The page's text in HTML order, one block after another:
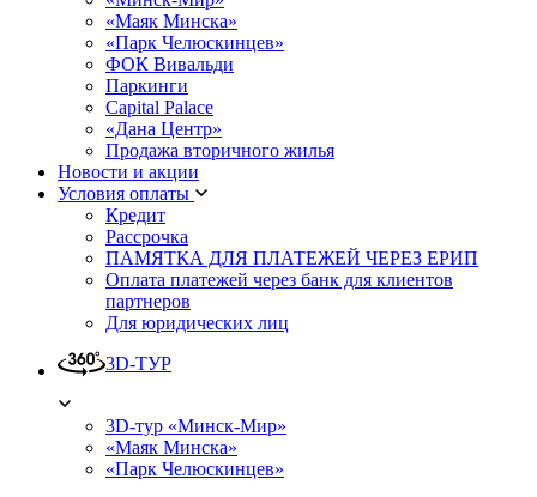
«Маяк Минска»
«Парк Челюскинцев»
ФОК Вивальди
Паркинги
Capital Palace
«Дана Центр»
Продажа вторичного жилья
Новости и акции
Условия оплаты
Кредит
Рассрочка
ПАМЯТКА ДЛЯ ПЛАТЕЖЕЙ ЧЕРЕЗ ЕРИП
Оплата платежей через банк для клиентов
партнеров
Для юридических лиц
3D-ТУР
3D-тур «Минск-Мир»
«Маяк Минска»
«Парк Челюскинцев»